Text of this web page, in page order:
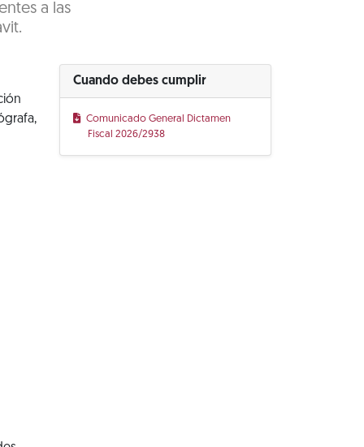
a las
Cuando debes cumplir
Comunicado General Dictamen
Fiscal 2026/2938